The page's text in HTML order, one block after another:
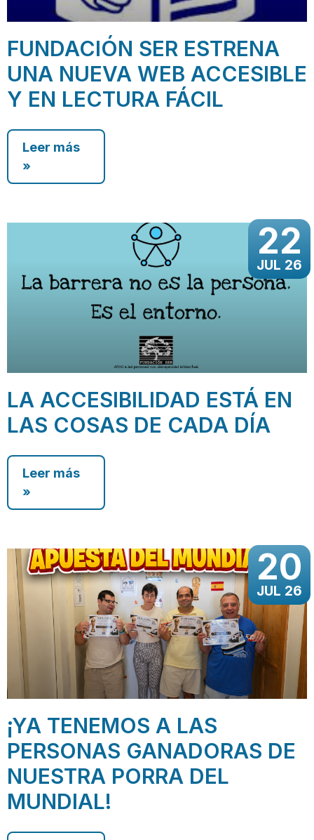
FUNDACIÓN SER ESTRENA
UNA NUEVA WEB ACCESIBLE
Y EN LECTURA FÁCIL
Leer más
»
22
JUL 26
LA ACCESIBILIDAD ESTÁ EN
LAS COSAS DE CADA DÍA
Leer más
»
20
JUL 26
¡YA TENEMOS A LAS
PERSONAS GANADORAS DE
NUESTRA PORRA DEL
MUNDIAL!